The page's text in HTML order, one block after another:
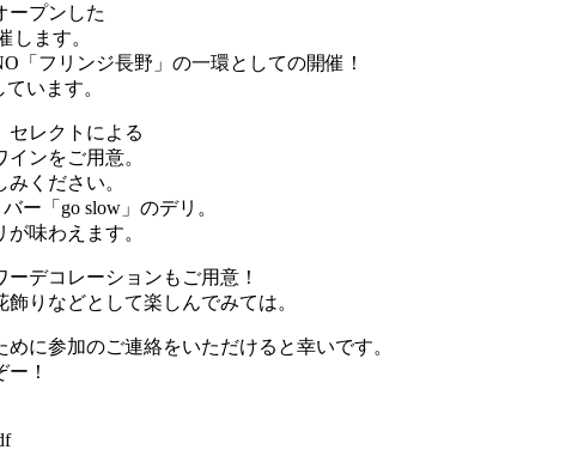
ープンした
します。
「フリンジ長野」の一環としての開催！
います。
セレクトによる
ンをご用意。
ください。
ー「go slow」のデリ。
味わえます。
デコレーションもご用意！
りなどとして楽しんでみては。
に参加のご連絡をいただけると幸いです。
！